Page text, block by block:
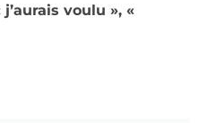
j’aurais voulu », «